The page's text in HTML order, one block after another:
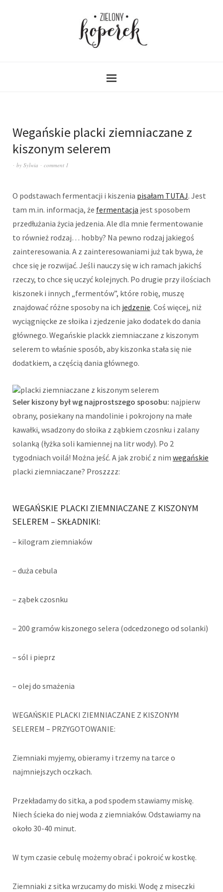
Wegańskie placki ziemniaczane z
kiszonym selerem
by Sylwia comment 1
O podstawach fermentacji i kiszenia pisałam TUTAJ. Jest
tam m.in. informacja, że fermentacja jest sposobem
przedłużania życia jedzenia. Ale dla mnie fermentowanie
to również rodzaj… hobby? Na pewno rodzaj jakiegoś
zainteresowania. A z zainteresowaniami już tak bywa, że
chce się je rozwijać. Jeśli nauczy się w ich ramach jakichś
rzeczy, to chce się uczyć kolejnych. Po drugie przy ilościach
kiszonek i innych „fermentów”, które robię, muszę
znajdować różne sposoby na ich jedzenie. Coś więcej, niż
wyciągnięcke ze słoika i zjedzenie jako dodatek do dania
głównego. Wegańskie plackk ziemniaczane z kiszonym
selerem to właśnie sposób, aby kiszonka stała się nie
dodatkiem, a częścią dania głównego.
Seler kiszony był wg najprostszego sposobu: najpierw
obrany, posiekany na mandolinie i pokrojony na małe
kawałki, wsadzony do słoika z ząbkiem czosnku i zalany
solanką (łyżka soli kamiennej na litr wody). Po 2
tygodniach voilá! Można jeść. A jak zrobić z nim wegańskie
placki ziemniaczane? Proszzzz:
WEGAŃSKIE PLACKI ZIEMNIACZANE Z KISZONYM
SELEREM – SKŁADNIKI:
– kilogram ziemniaków
– duża cebula
– ząbek czosnku
– 200 gramów kiszonego selera (odcedzonego od solanki)
– sól i pieprz
– olej do smażenia
WEGAŃSKIE PLACKI ZIEMNIACZANE Z KISZONYM
SELEREM – PRZYGOTOWANIE:
Ziemniaki myjemy, obieramy i trzemy na tarce o
najmniejszych oczkach.
Przekładamy do sitka, a pod spodem stawiamy miskę.
Niech ścieka do niej woda z ziemniaków. Odstawiamy na
około 30-40 minut.
W tym czasie cebulę możemy obrać i pokroić w kostkę.
Ziemniaki z sitka wrzucamy do miski. Wodę z miseczki